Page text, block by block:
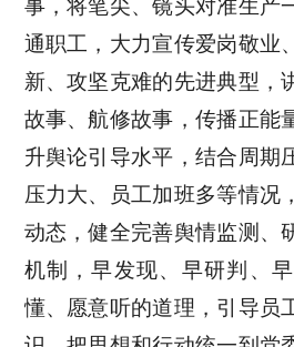
事，将笔尖、镜头对准生产
通职工，大力宣传爱岗敬业
新、攻坚克难的先进典型，
故事、航修故事，传播正能
升舆论引导水平，结合周期
压力大、员工加班多等情况
动态，健全完善舆情监测、
机制，早发现、早研判、
懂、愿意听的道理，引导员